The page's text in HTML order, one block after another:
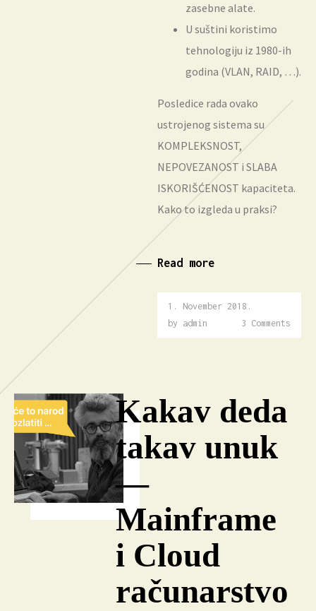
zasebne alate.
U suštini koristimo
tehnologiju iz 1980-ih
godina (VLAN, RAID, …).
Posledice rada ovako
ustrojenog sistema su
KOMPLEKSNOST,
NEPOVEZANOST i SLABA
ISKORIŠĆENOST kapaciteta.
Kako to izgleda u praksi?
Read more
1. November 2018.
2018.
by admin 3 Comments
Kakav deda
takav unuk
—
Mainframe
i Cloud
računarstvo